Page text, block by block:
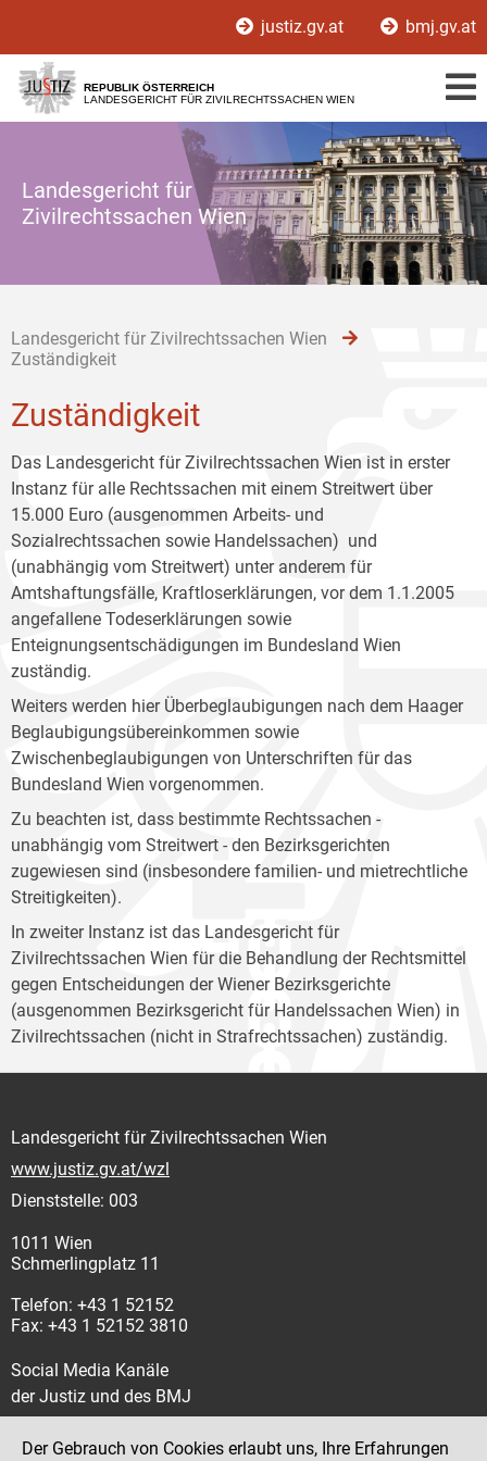
[1]
[2]
[3]
justiz.gv.at bmj.gv.at
REPUBLIK ÖSTERREICH
LANDESGERICHT FÜR ZIVILRECHTSSACHEN WIEN
Landesgericht für
Zivilrechtssachen Wien
Landesgericht für Zivilrechtssachen Wien
Zuständigkeit
Zuständigkeit
Das Landesgericht für Zivilrechtssachen Wien ist in erster
Instanz für alle Rechtssachen mit einem Streitwert über
15.000 Euro (ausgenommen Arbeits- und
Sozialrechtssachen sowie Handelssachen) und
(unabhängig vom Streitwert) unter anderem für
Amtshaftungsfälle, Kraftloserklärungen, vor dem 1.1.2005
angefallene Todeserklärungen sowie
Enteignungsentschädigungen im Bundesland Wien
zuständig.
Weiters werden hier Überbeglaubigungen nach dem Haager
Beglaubigungsübereinkommen sowie
Zwischenbeglaubigungen von Unterschriften für das
Bundesland Wien vorgenommen.
Zu beachten ist, dass bestimmte Rechtssachen -
unabhängig vom Streitwert - den Bezirksgerichten
zugewiesen sind (insbesondere familien- und mietrechtliche
Streitigkeiten).
In zweiter Instanz ist das Landesgericht für
Zivilrechtssachen Wien für die Behandlung der Rechtsmittel
gegen Entscheidungen der Wiener Bezirksgerichte
(ausgenommen Bezirksgericht für Handelssachen Wien) in
Zivilrechtssachen (nicht in Strafrechtssachen) zuständig.
Landesgericht für Zivilrechtssachen Wien
www.justiz.gv.at/wzl
Dienststelle: 003
1011 Wien
Schmerlingplatz 11
Telefon: +43 1 52152
Fax: +43 1 52152 3810
Social Media Kanäle
der Justiz und des BMJ
Der Gebrauch von Cookies erlaubt uns, Ihre Erfahrungen